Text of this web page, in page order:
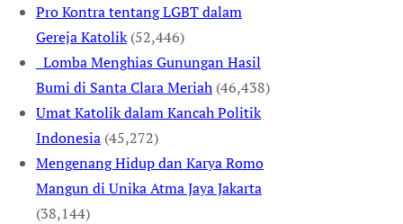
Pro Kontra tentang LGBT dalam
Gereja Katolik (52,446)
Lomba Menghias Gunungan Hasil
Bumi di Santa Clara Meriah (46,438)
Umat Katolik dalam Kancah Politik
Indonesia (45,272)
Mengenang Hidup dan Karya Romo
Mangun di Unika Atma Jaya Jakarta
(38,144)